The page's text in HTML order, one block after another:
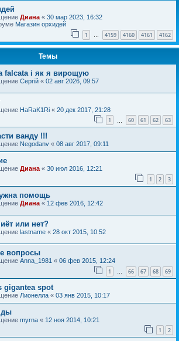
Диана « 30 мар 2023, 16:32
Магазин орхидей
1 … 4159 4160 4161 4162
Темы
falcata і як я вирощую
Сергій « 02 авг 2026, 09:57
HaRaK1Ri « 20 дек 2017, 21:28
1 60 61 62 63
ванду !!!
Negodanv « 08 авг 2017, 09:11
Диана « 30 июл 2016, 12:21
1 2 3
помощь
Диана « 12 фев 2016, 12:42
или нет?
lastname « 28 окт 2015, 10:52
вопросы
Anna_1981 « 06 фев 2015, 12:24
1 … 66 67 68 69
gigantea spot
Лионелла « 03 янв 2015, 10:17
myrna « 12 ноя 2014, 10:21
1 2